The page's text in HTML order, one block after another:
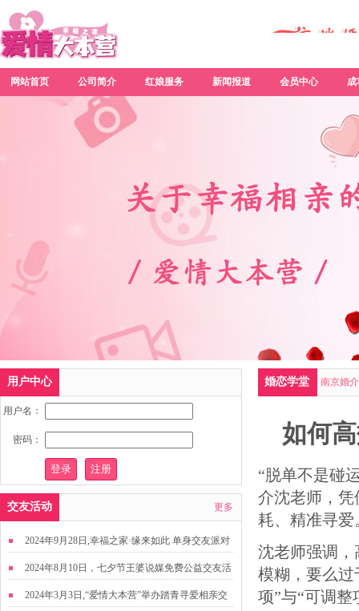
网站首页 公司简介 红娘服务 新闻报道 会员中心 成
婚恋学堂 南京婚介
如何
“脱单不是碰
介沈老师，
耗、精准寻爱
沈老师强调
模糊，要么
项”与“可调整
用户中心
用户名：
密码：
交友活动 更多
2024年9月28日,幸福之家·缘来如此 单身交友派对
2024年8月10日，七夕节王婆说媒免费公益交友活
动
2024年3月3日,“爱情大本营”举办踏青寻爱相亲交